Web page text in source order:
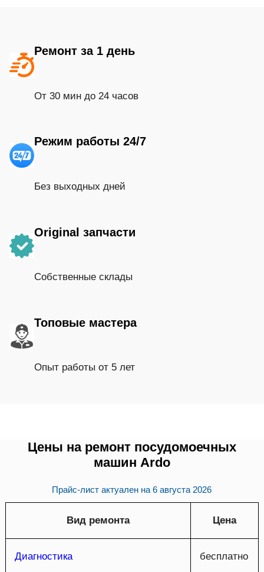
Ремонт за 1 день
От 30 мин до 24 часов
Режим работы 24/7
Без выходных дней
Original запчасти
Собственные склады
Топовые мастера
Опыт работы от 5 лет
Цены на ремонт посудомоечных
машин Ardo
Прайс-лист актуален на6 августа 2026
Вид ремонта Цена
Диагностика бесплатно